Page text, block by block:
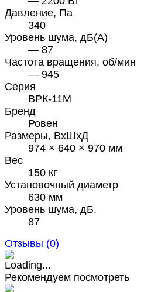
Давление, Па
340
Уровень шума, дБ(А)
— 87
Частота вращения, об/мин
— 945
Серия
ВРК-11М
Бренд
Ровен
Размеры, ВхШхД
974 × 640 × 970 мм
Вес
150 кг
Установочный диаметр
630 мм
Уровень шума, дБ.
87
Отзывы (0)
Рекомендуем посмотреть